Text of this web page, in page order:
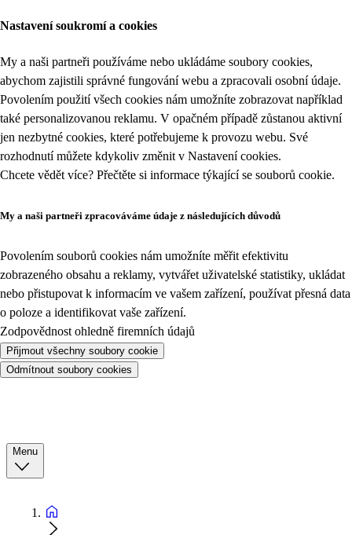
Nastavení soukromí a cookies
My a naši partneři používáme nebo ukládáme soubory cookies,
abychom zajistili správné fungování webu a zpracovali osobní údaje.
Povolením použití všech cookies nám umožníte zobrazovat například
také personalizovanou reklamu. V opačném případě zůstanou aktivní
jen nezbytné cookies, které potřebujeme k provozu webu. Své
rozhodnutí můžete kdykoliv změnit v Nastavení cookies.
Chcete vědět více? Přečtěte si informace týkající se souborů cookie.
My a naši partneři zpracováváme údaje z následujících důvodů
Povolením souborů cookies nám umožníte měřit efektivitu
zobrazeného obsahu a reklamy, vytvářet uživatelské statistiky, ukládat
nebo přistupovat k informacím ve vašem zařízení, používat přesná data
o poloze a identifikovat vaše zařízení.
Zodpovědnost ohledně firemních údajů
Přijmout všechny soubory cookie
Odmítnout soubory cookies
Menu